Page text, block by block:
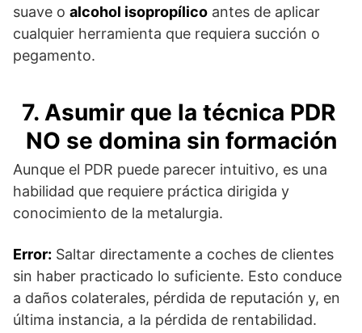
suave o alcohol isopropílico antes de aplicar
cualquier herramienta que requiera succión o
pegamento.
7. Asumir que la técnica PDR
NO se domina sin formación
Aunque el PDR puede parecer intuitivo, es una
habilidad que requiere práctica dirigida y
conocimiento de la metalurgia.
Error: Saltar directamente a coches de clientes
sin haber practicado lo suficiente. Esto conduce
a daños colaterales, pérdida de reputación y, en
última instancia, a la pérdida de rentabilidad.